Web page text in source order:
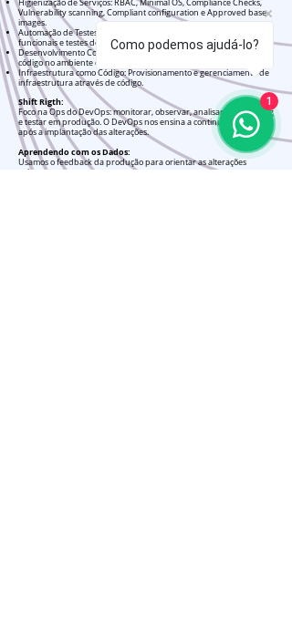
Higienização de Serviços: RBAC, Minimal OS, Compliance Checks,
Vulnerability scanning, Compliant configuration e Approved base
images.
Automação de Testes: Testes unitários, testes de integração, testes
funcionais e testes de ponta a ponta.
Desenvolvimento Contínuo: Integração e entrega contínuas de
código no ambiente de desenvolvimento.
Infraestrutura como Código: Provisionamento e gerenciamento de
infraestrutura através de código.
Shift Rigth:
Foco na Ops do DevOps: monitorar, observar, analisar dados de log
e testar em produção. O DevOps nos ensina a continuar testando
após a implantação das alterações.
Aprendendo com os Dados:
Usamos o feedback da produção para orientar as alterações
subsequentes.
Como podemos ajudá-lo?
1